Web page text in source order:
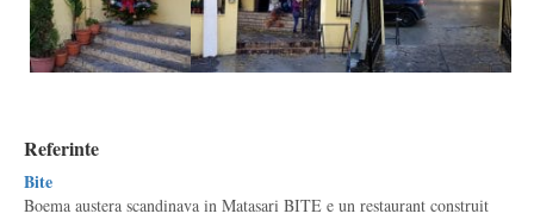
Referinte
Bite
Boema austera scandinava in Matasari BITE e un restaurant construit